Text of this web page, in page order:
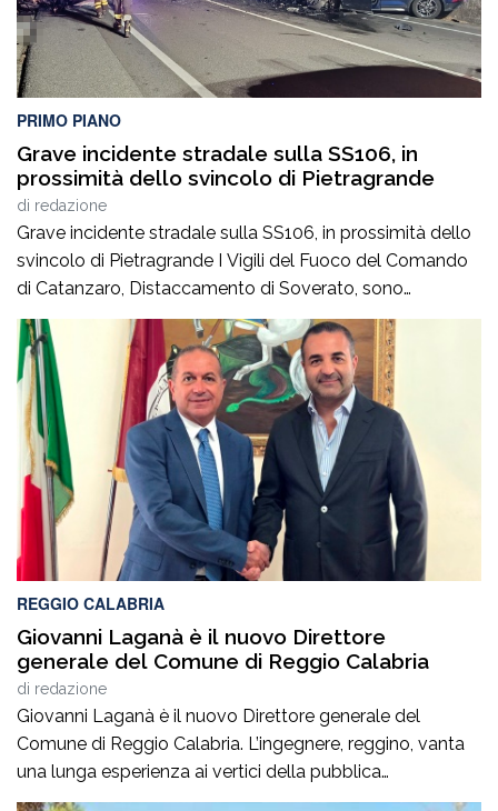
PRIMO PIANO
Grave incidente stradale sulla SS106, in
prossimità dello svincolo di Pietragrande
di redazione
Grave incidente stradale sulla SS106, in prossimità dello
svincolo di Pietragrande I Vigili del Fuoco del Comando
di Catanzaro, Distaccamento di Soverato, sono
intervenuti sulla SS106, in prossimità dello svincolo per la
località Pietragrande, per un grave incidente stradale che
ha coinvolto una Fiat Panda, un’Audi e una
motocicletta.Nel sinistro ha perso la vita il […]
REGGIO CALABRIA
Giovanni Laganà è il nuovo Direttore
generale del Comune di Reggio Calabria
di redazione
Giovanni Laganà è il nuovo Direttore generale del
Comune di Reggio Calabria. L’ingegnere, reggino, vanta
una lunga esperienza ai vertici della pubblica
amministrazione e della gestione delle infrastrutture in